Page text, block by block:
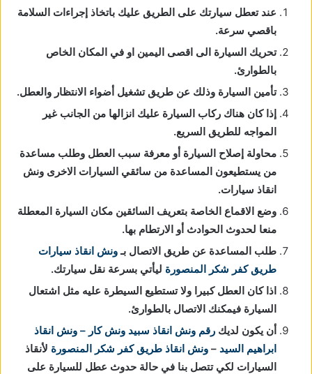
عند تعطل سيارتك على الطريق عليك باتخاذ إجراءات السلامة
باقصي سرعة.
تحريك السيارة الى اقصى اليمين او في المكان الخاص
بالطوارئ.
تأمين السيارة وذلك عن طريق تشغيل أضواء الانتظار والعطل.
إذا كان هناك ركاب السيارة عليك انزالها من الجانب غير
المواجه للطريق السريع.
محاولة إصلاح السيارة أو معرفة سبب العطل وطلب مساعدة
من يستطيعون المساعدة من سائقي السيارات الاخرى ونش
انقاذ سيارات.
وضع الاقماع الخاصة بتعريف السائقين مكان السيارة المعطلة
منعا لحدوث الحوادث أو الارتطام بها.
طلب المساعدة عن طريق الاتصال بـونش انقاذ سيارات
طريق كفر شكر المنصورة ليأتي بسرعة نقل سيارتك.
اذا كان العطل كبيرا ولا تستطيع السيطرة عليه مثل اشتعال
السيارة فيمكنك الاتصال بالطوارئ.
أن يكون لديك رقم ونش انقاذ سبيد ونش كار – ونش انقاذ
ابراهيم السيد – ونش انقاذ طريق كفر شكر المنصورة لأنقاذ
السيارات لكي تتصل بنا في حالة حدوث عطل للسيارة على